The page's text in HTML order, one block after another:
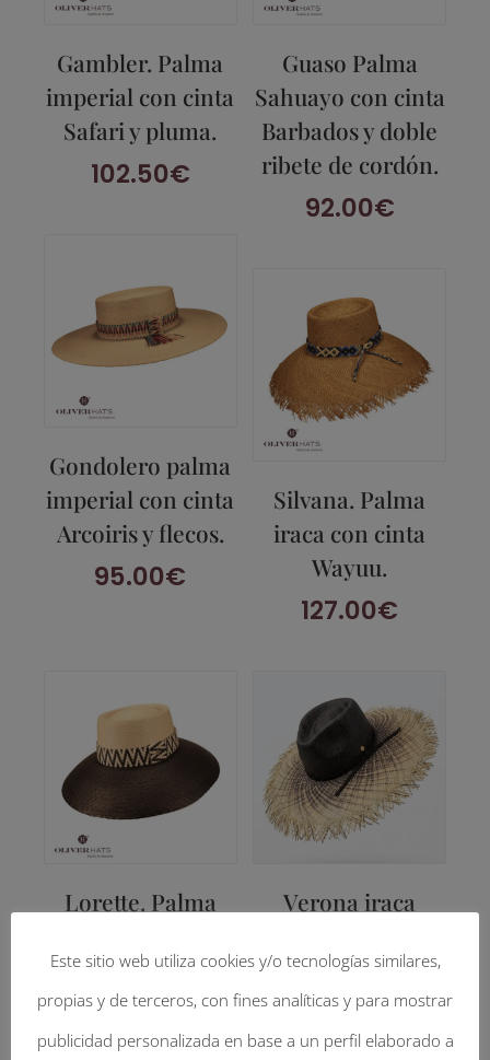
Gambler. Palma
imperial con cinta
Safari y pluma.
102.50€
Guaso Palma
Sahuayo con cinta
Barbados y doble
ribete de cordón.
92.00€
Gondolero palma
imperial con cinta
Arcoiris y flecos.
95.00€
Silvana. Palma
iraca con cinta
Wayuu.
127.00€
Lorette. Palma
con cinta Siux.
146.00€
Verona iraca
y natural con cinta
pin.
135.00€
Este sitio web utiliza cookies y/o tecnologías similares,
propias y de terceros, con fines analíticas y para mostrar
publicidad personalizada en base a un perfil elaborado a